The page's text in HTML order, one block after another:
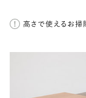
高さで使えるお掃